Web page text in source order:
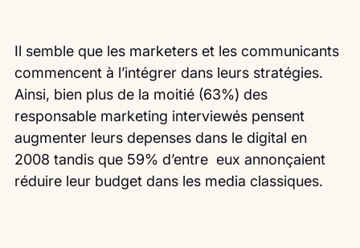
Il semble que les marketers et les communicants
commencent à l’intégrer dans leurs stratégies.
Ainsi, bien plus de la moitié (63%) des
responsable marketing interviewés pensent
augmenter leurs depenses dans le digital en
2008 tandis que 59% d’entre  eux annonçaient
réduire leur budget dans les media classiques.